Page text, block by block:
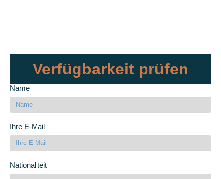
Verfügbarkeit prüfen
Name
Ihre E-Mail
Nationaliteit